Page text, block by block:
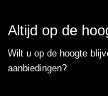
Altijd op de
Wilt u op de hoogte
aanbiedingen?